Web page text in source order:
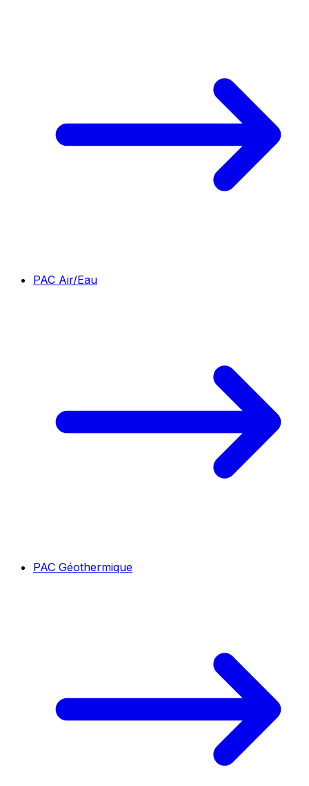
PAC Air/Eau
PAC Géothermique